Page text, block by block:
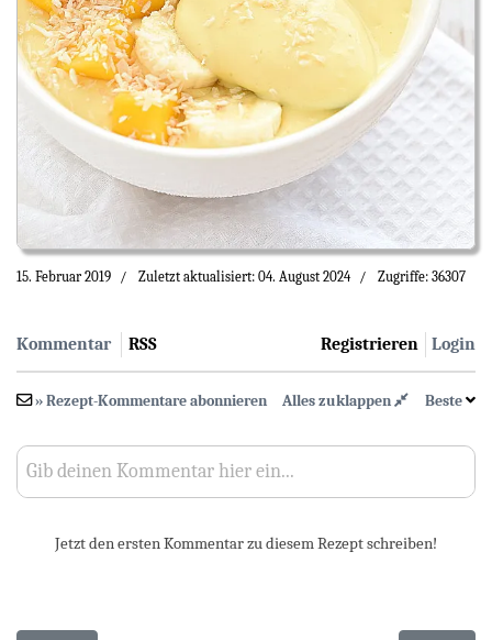
15. Februar 2019 Zuletzt aktualisiert: 04. August 2024 Zugriffe: 36307
Kommentar RSS Login
Registrieren
» Rezept-Kommentare abonnieren Beste
Alles zuklappen
Gib deinen Kommentar hier ein...
Jetzt den ersten Kommentar zu diesem Rezept schreiben!